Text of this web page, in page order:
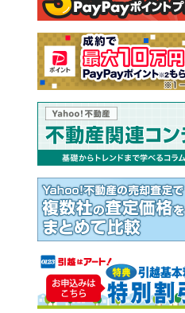
売却査定